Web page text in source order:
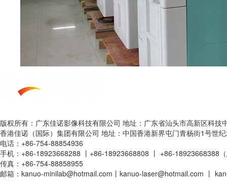
版权所有：广东佳诺影像科技有限公司 地址：广东省汕头市高新区科技
香港佳诺（国际）集团有限公司 地址：中国香港新界屯门青杨街1号世
电话：+86-754-88854936
手机：+86-18923668288 丨+86-18923668808 丨 +86-18923668388
传真：+86-754-88858955
邮箱：kanuo-minilab@hotmail.com丨kanuo-laser@hotmail.com 丨